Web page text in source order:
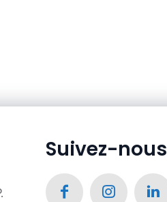
Suivez-nous